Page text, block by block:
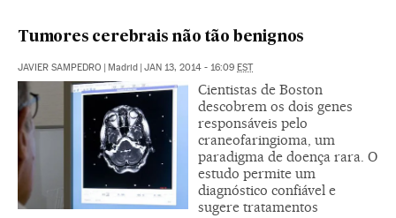
Tumores cerebrais não tão benignos
JAVIER SAMPEDRO Madrid JAN 13, 2014 - 16:09 EST
Cientistas de Boston
descobrem os dois genes
responsáveis pelo
craneofaringioma, um
paradigma de doença rara. O
estudo permite um
diagnóstico confiável e
sugere tratamentos